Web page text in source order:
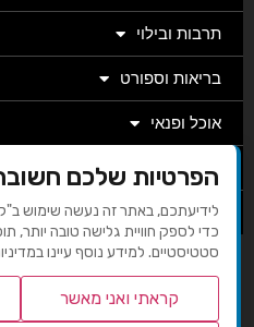
תרבות ובילוי
בריאות וספורט
אוכל ופנאי
מגזין
מערכת
הפרטיות שלכם
כדי לספק חוויית גלישה טובה יותר,
סטטיסטיים. למידע נוסף עיינו
קראתי ואני מאשר